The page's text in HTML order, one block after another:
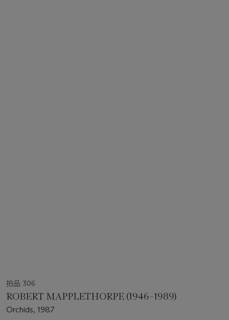
拍品 306
ROBERT MAPPLETHORPE (1946–1989)
Orchids, 1987